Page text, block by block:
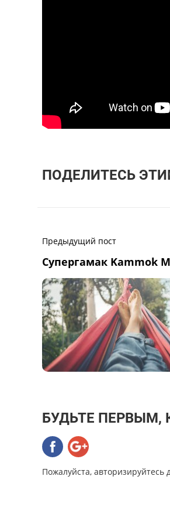
ПОДЕЛИТЕСЬ
Предыдущий пост
Супергамак Kammok
БУДЬТЕ ПЕРВЫМ,
Пожалуйста,